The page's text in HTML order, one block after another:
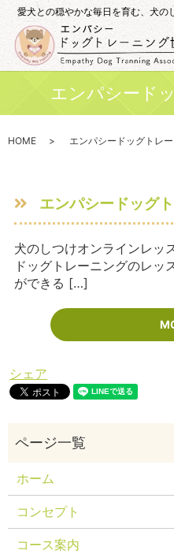
愛犬との穏やかな毎日を育む、犬の
エンパシード
HOME エンパシードッグトレ
エンパシードッグ
犬のしつけオンラインレッ
ドッグトレーニングのレッ
ができる […]
シェア
ホーム
コンセプト
コース案内